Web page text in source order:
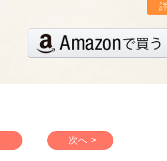
次へ >